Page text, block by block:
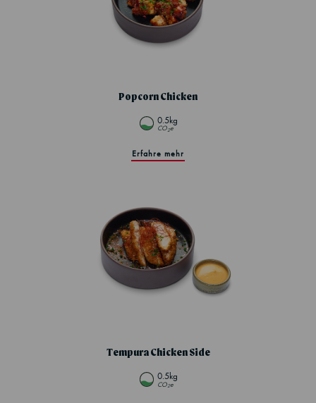
Popcorn Chicken
0.5kg
CO2e
Erfahre mehr
Tempura Chicken Side
0.5kg
CO2e